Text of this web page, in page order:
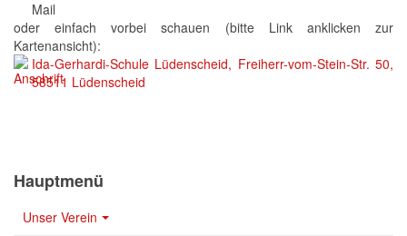
oder einfach vorbei schauen (bitte Link anklicken zur
Kartenansicht):
Ida-Gerhardi-Schule Lüdenscheid, Freiherr-vom-Stein-Str. 50,
58511 Lüdenscheid
Hauptmenü
Unser Verein